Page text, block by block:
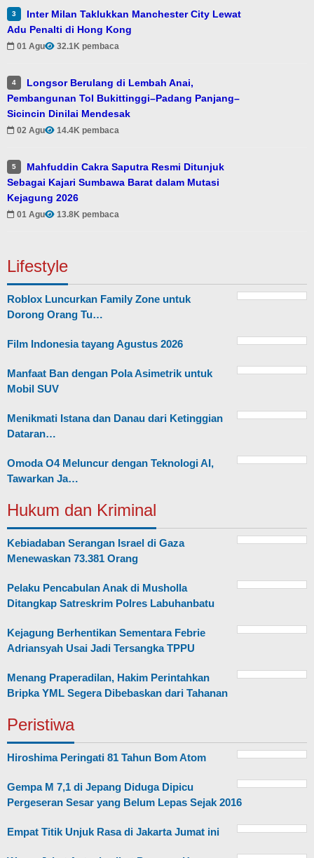
3
Inter Milan Taklukkan Manchester City Lewat
Adu Penalti di Hong Kong
01 Agu 32.1K pembaca
4
Longsor Berulang di Lembah Anai,
Pembangunan Tol Bukittinggi–Padang Panjang–
Sicincin Dinilai Mendesak
02 Agu 14.4K pembaca
5
Mahfuddin Cakra Saputra Resmi Ditunjuk
Sebagai Kajari Sumbawa Barat dalam Mutasi
Kejagung 2026
01 Agu 13.8K pembaca
Lifestyle
Roblox Luncurkan Family Zone untuk
Dorong Orang Tu…
Film Indonesia tayang Agustus 2026
Manfaat Ban dengan Pola Asimetrik untuk
Mobil SUV
Menikmati Istana dan Danau dari Ketinggian
Dataran…
Omoda O4 Meluncur dengan Teknologi AI,
Tawarkan Ja…
Hukum dan Kriminal
Kebiadaban Serangan Israel di Gaza
Menewaskan 73.381 Orang
Pelaku Pencabulan Anak di Musholla
Ditangkap Satreskrim Polres Labuhanbatu
Kejagung Berhentikan Sementara Febrie
Adriansyah Usai Jadi Tersangka TPPU
Menang Praperadilan, Hakim Perintahkan
Bripka YML Segera Dibebaskan dari Tahanan
Peristiwa
Hiroshima Peringati 81 Tahun Bom Atom
Gempa M 7,1 di Jepang Diduga Dipicu
Pergeseran Sesar yang Belum Lepas Sejak 2016
Empat Titik Unjuk Rasa di Jakarta Jumat ini